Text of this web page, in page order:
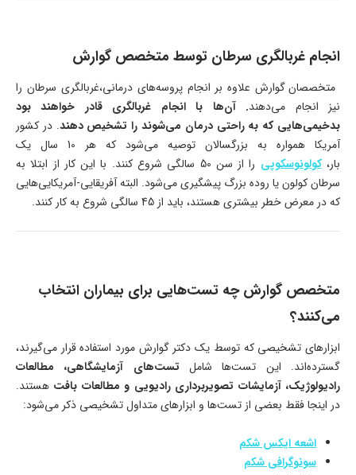
انجام غربالگری سرطان توسط متخصص گوارش
متخصصان گوارش علاوه بر انجام پروسه‌های درمانی،غربالگری سرطان را
نیز انجام می‌دهند. آن‌ها با انجام غربالگری قادر خواهند بود
بدخیمی‌هایی که به راحتی درمان می‌شوند را تشخیص دهند. در کشور
آمریکا همواره به بزرگسالان توصیه می‌شود که هر 10 سال یک
بار،کولونوسکوپی
را از سن 50 سالگی شروع کنند. با این کار از ابتلا به
سرطان کولون یا روده بزرگ پیشگیری می‌شود. البته آفریقایی-آمریکایی‌هایی
که در معرض خطر بیشتری هستند، باید از 45 سالگی شروع به کار کنند.
متخصص گوارش چه تست‌هایی برای بیماران انتخاب
می‌کنند؟
ابزارهای تشخیصی که توسط یک دکتر گوارش مورد استفاده قرار می‌گیرند،
گسترده‌اند. این تست‌ها شامل تست‌های آزمایشگاهی، مطالعات
رادیولوژیک، آزمایشات تصویربرداری رادیویی و مطالعات بافت هستند.
در اینجا فقط بعضی از تست‌ها و ابزارهای متداول تشخیصی ذکر می‌شود:
اشعه ایکس شکم
سونوگرافی شکم